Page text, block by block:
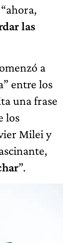
las
a
entre los
una frase
los
Milei y
”.